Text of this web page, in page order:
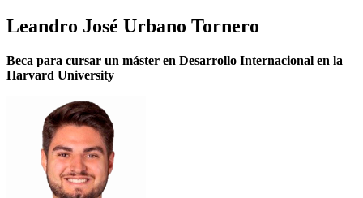
Leandro José Urbano Tornero
Beca para cursar un máster en Desarrollo Internacional en la
Harvard University